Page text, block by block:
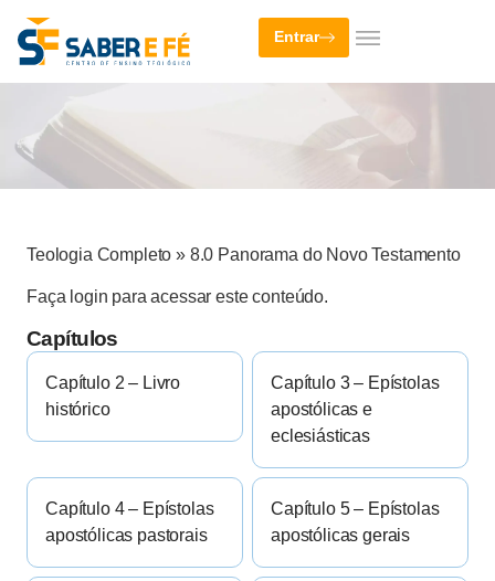
Entrar
Teologia Completo » 8.0 Panorama do Novo Testamento
Faça login para acessar este conteúdo.
Capítulos
Capítulo 2 – Livro
histórico
Capítulo 3 – Epístolas
apostólicas e
eclesiásticas
Capítulo 4 – Epístolas
apostólicas pastorais
Capítulo 5 – Epístolas
apostólicas gerais